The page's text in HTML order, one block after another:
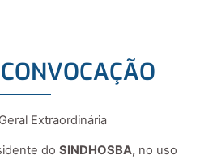
Extraordinária
do SINDHOSBA, no uso